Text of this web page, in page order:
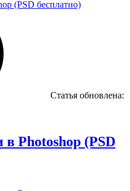
Статья обновлена:
Photoshop (PSD